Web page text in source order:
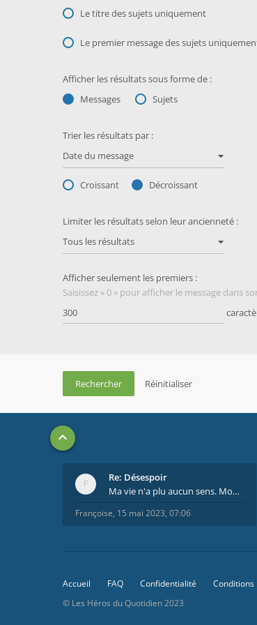
Le titre des sujets uniquement
Le premier message des sujets
Afficher les résultats sous forme de :
Messages
Sujets
Trier les résultats par :
Date du message
Croissant Décroissant
Limiter les résultats selon leur ancienneté :
Tous les résultats
Afficher seulement les premiers :
Saisissez « 0 » pour afficher le message dans
Re: Désespoir
Ma vie n'a plu aucun sens. Mourir pour être soulag
Françoise, 15 mai 2023, 07:06
Accueil FAQ Confidentialité Conditions
© Les Héros du Quotidien 2023